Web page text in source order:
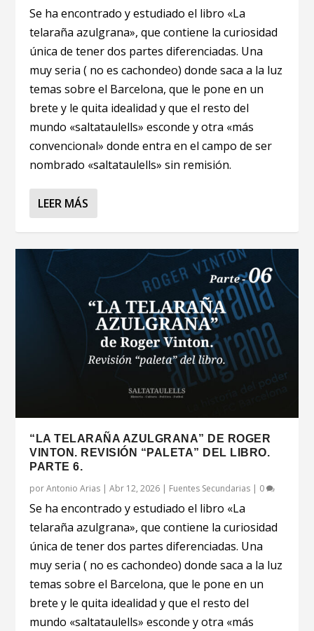
Se ha encontrado y estudiado el libro «La
telaraña azulgrana», que contiene la curiosidad
única de tener dos partes diferenciadas. Una
muy seria ( no es cachondeo) donde saca a la luz
temas sobre el Barcelona, que le pone en un
brete y le quita idealidad y que el resto del
mundo «saltataulells» esconde y otra «más
convencional» donde entra en el campo de ser
nombrado «saltataulells» sin remisión.
LEER MÁS
“LA TELARAÑA AZULGRANA” DE ROGER
VINTON. REVISIÓN “PALETA” DEL LIBRO.
PARTE 6.
porAntonio Arias |Abr 12, 2026 | Fuentes Secundarias | 0
Se ha encontrado y estudiado el libro «La
telaraña azulgrana», que contiene la curiosidad
única de tener dos partes diferenciadas. Una
muy seria ( no es cachondeo) donde saca a la luz
temas sobre el Barcelona, que le pone en un
brete y le quita idealidad y que el resto del
mundo «saltataulells» esconde y otra «más